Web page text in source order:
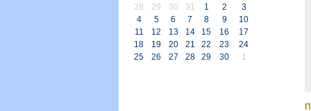
28
29 30 31 1 2
3
4
5 6 7 8 9
10
11
12 13 14 15 16
17
18
19 20 21 22 23
24
25
26 27 28 29 30 1